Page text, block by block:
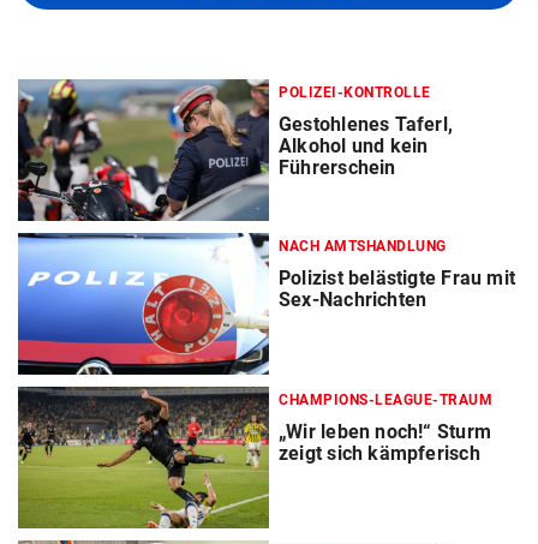
POLIZEI-KONTROLLE
Gestohlenes Taferl,
Alkohol und kein
Führerschein
NACH AMTSHANDLUNG
Polizist belästigte Frau mit
Sex-Nachrichten
CHAMPIONS-LEAGUE-TRAUM
„Wir leben noch!“ Sturm
zeigt sich kämpferisch